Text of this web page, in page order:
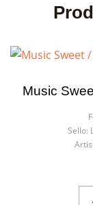
Music
Sello: